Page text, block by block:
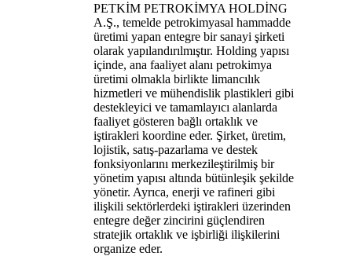
PETKİM PETROKİMYA HOLDİNG
A.Ş., temelde petrokimyasal hammadde
üretimi yapan entegre bir sanayi şirketi
olarak yapılandırılmıştır. Holding yapısı
içinde, ana faaliyet alanı petrokimya
üretimi olmakla birlikte limancılık
hizmetleri ve mühendislik plastikleri gibi
destekleyici ve tamamlayıcı alanlarda
faaliyet gösteren bağlı ortaklık ve
iştirakleri koordine eder. Şirket, üretim,
lojistik, satış-pazarlama ve destek
fonksiyonlarını merkezileştirilmiş bir
yönetim yapısı altında bütünleşik şekilde
yönetir. Ayrıca, enerji ve rafineri gibi
ilişkili sektörlerdeki iştirakleri üzerinden
entegre değer zincirini güçlendiren
stratejik ortaklık ve işbirliği ilişkilerini
organize eder.